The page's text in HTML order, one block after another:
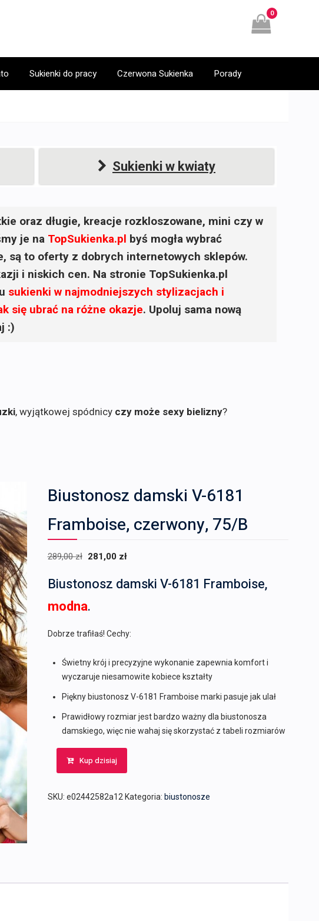
0
Sukienki do pracy Czerwona Sukienka Porady
Sukienki w kwiaty
oraz długie, kreacje rozkloszowane, mini czy w
je na TopSukienka.pl byś mogła wybrać
są to oferty z dobrych internetowych sklepów.
i niskich cen. Na stronie TopSukienka.pl
sukienki w najmodniejszych stylizacjach i
się ubrać na różne okazje. Upoluj sama nową
:)
, wyjątkowej spódnicy czy może sexy bielizny?
Biustonosz damski V-6181
Framboise, czerwony, 75/B
289,00zł Pierwotna
wynosiła:
289,00 zł.
281,00 zł
wynosi:
Biustonosz damski V-6181 Framboise,
modna.
Dobrze trafiłaś! Cechy:
Świetny krój i precyzyjne wykonanie zapewnia komfort i
wyczaruje niesamowite kobiece kształty
Piękny biustonosz V-6181 Framboise marki pasuje jak ulał
Prawidłowy rozmiar jest bardzo ważny dla biustonosza
damskiego, więc nie wahaj się skorzystać z tabeli rozmiarów
Kup dzisiaj
SKU: e02442582a12 Kategoria: biustonosze